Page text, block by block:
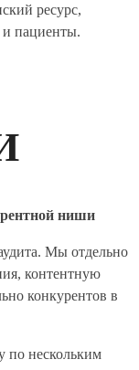
ресурс,
и пациенты.
ниши
Мы отдельно
контентную
конкурентов в
по нескольким